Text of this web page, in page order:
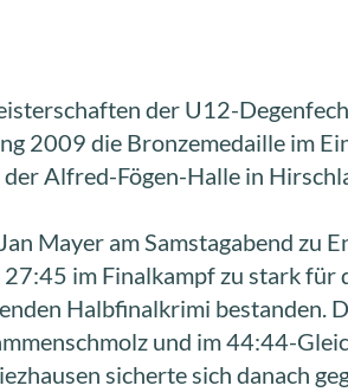
der U12-
2009 die Bronzemedaille im
Alfred-Fögen-Halle in
Mayer am Samstagabend zu
im Finalkampf zu stark
Halbfinalkrimi bestanden.
und im 44:44-
sicherte sich danach